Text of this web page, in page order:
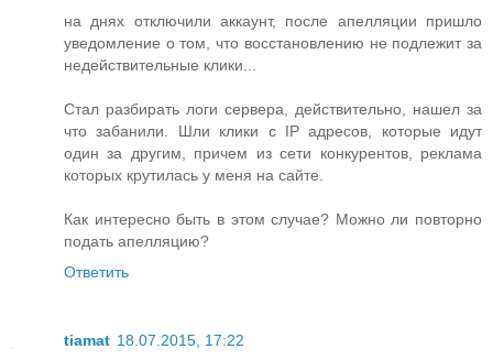
на днях отключили аккаунт, после апелляции пришло
уведомление о том, что восстановлению не подлежит за
недействительные клики...
Стал разбирать логи сервера, действительно, нашел за
что забанили. Шли клики с IP адресов, которые идут
один за другим, причем из сети конкурентов, реклама
которых крутилась у меня на сайте.
Как интересно быть в этом случае? Можно ли повторно
подать апелляцию?
Ответить
tiamat 18.07.2015, 17:22